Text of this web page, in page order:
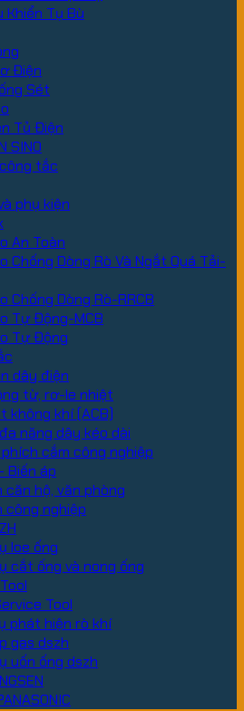
Khiển Tụ Bù
Điện
Sét
Tủ Điện
SINO
tắc
phụ kiện
An Toàn
Chống Dòng Rò Và Ngắt Quá Tải-
Chống Dòng Rò-RRCB
Tự Động-MCB
Tự Động
dây điện
từ, rơ-le nhiệt
không khí (ACB)
năng dây kéo dài
phích cắm công nghiệp
Biến áp
căn hộ, văn phòng
công nghiệp
loe ống
cắt ống và nong ống
Tool
phát hiện rò khí
gas dszh
uốn ống dszh